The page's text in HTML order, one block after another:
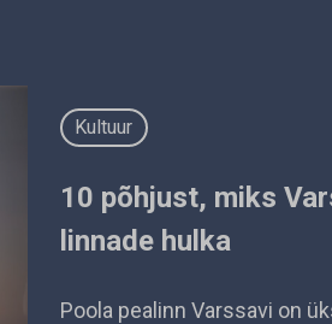
Kultuur
10 põhjust, miks
linnade hulka
Poola pealinn Varssavi on